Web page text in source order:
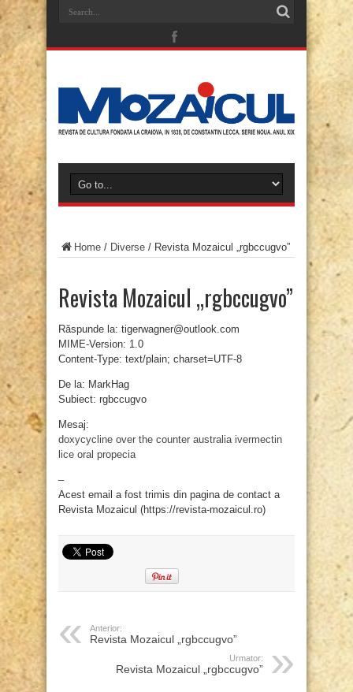
Home / Diverse / Revista Mozaicul „rgbccugvo”
Revista Mozaicul „rgbccugvo”
Răspunde la: tigerwagner@outlook.com
MIME-Version: 1.0
Content-Type: text/plain; charset=UTF-8
De la: MarkHag
Subiect: rgbccugvo
Mesaj:
doxycycline over the counter australia ivermectin
lice oral propecia
–
Acest email a fost trimis din pagina de contact a
Revista Mozaicul (https://revista-mozaicul.ro)
Anterior:
Revista Mozaicul „rgbccugvo”
Urmator:
Revista Mozaicul „rgbccugvo”